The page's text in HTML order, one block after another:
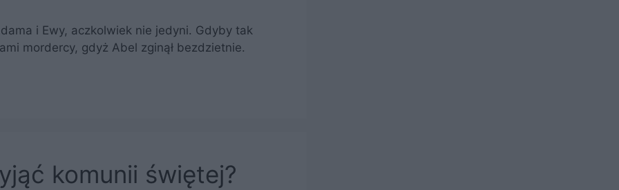
i Ewy, aczkolwiek nie jedyni. Gdyby tak
mordercy, gdyż Abel zginął bezdzietnie.
komunii świętej?